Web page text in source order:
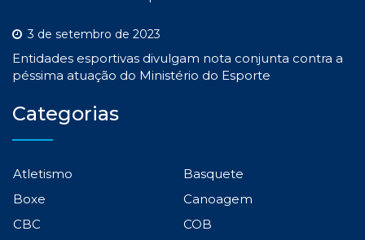
3 de setembro de 2023
Entidades esportivas divulgam nota conjunta contra a
péssima atuação do Ministério do Esporte
Categorias
Atletismo
Basquete
Boxe
Canoagem
CBC
COB